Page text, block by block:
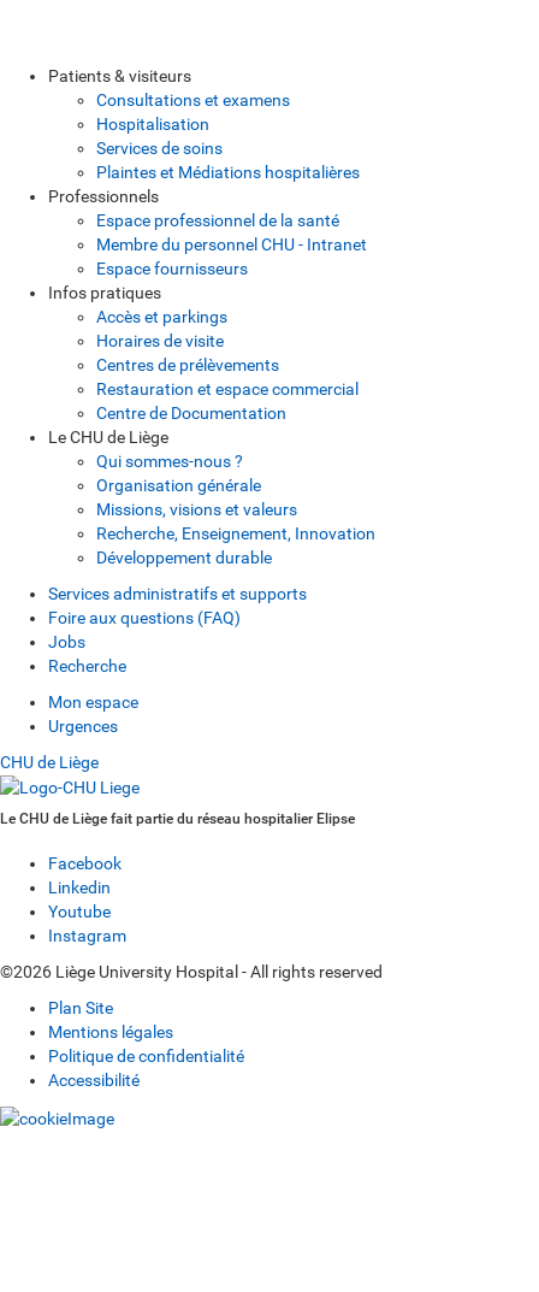
Patients & visiteurs
Consultations et examens
Hospitalisation
Services de soins
Plaintes et Médiations hospitalières
Professionnels
Espace professionnel de la santé
Membre du personnel CHU - Intranet
Espace fournisseurs
Infos pratiques
Accès et parkings
Horaires de visite
Centres de prélèvements
Restauration et espace commercial
Centre de Documentation
Le CHU de Liège
Qui sommes-nous ?
Organisation générale
Missions, visions et valeurs
Recherche, Enseignement, Innovation
Développement durable
Services administratifs et supports
Foire aux questions (FAQ)
Jobs
Recherche
Mon espace
Urgences
CHU de Liège
Le CHU de Liège fait partie du réseau hospitalier Elipse
Facebook
Linkedin
Youtube
Instagram
©2026 Liège University Hospital - All rights reserved
Plan Site
Mentions légales
Politique de confidentialité
Accessibilité